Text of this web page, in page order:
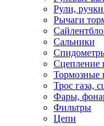
Рули, ручки
Рычаги
Сальники
Сцепление
Тормозные
Трос газа,
Фары,
Фильтры
Цепи